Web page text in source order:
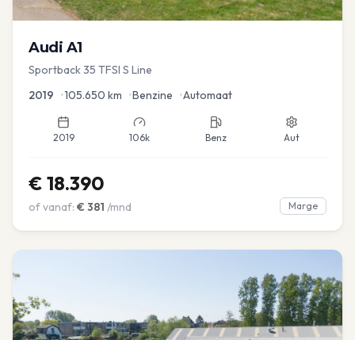
Audi A1
Sportback 35 TFSI S Line
2019 •105.650 km •Benzine •Automaat
2019 106k Benz Aut
€ 18.390
of vanaf: € 381 /mnd Marge